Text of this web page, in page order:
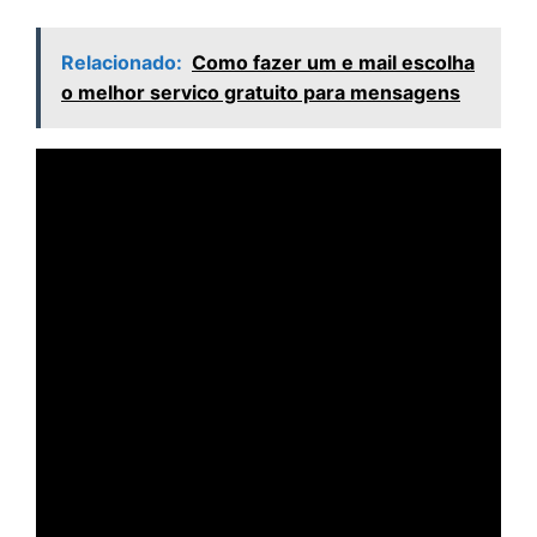
Relacionado: Como fazer um e mail escolha
o melhor servico gratuito para mensagens